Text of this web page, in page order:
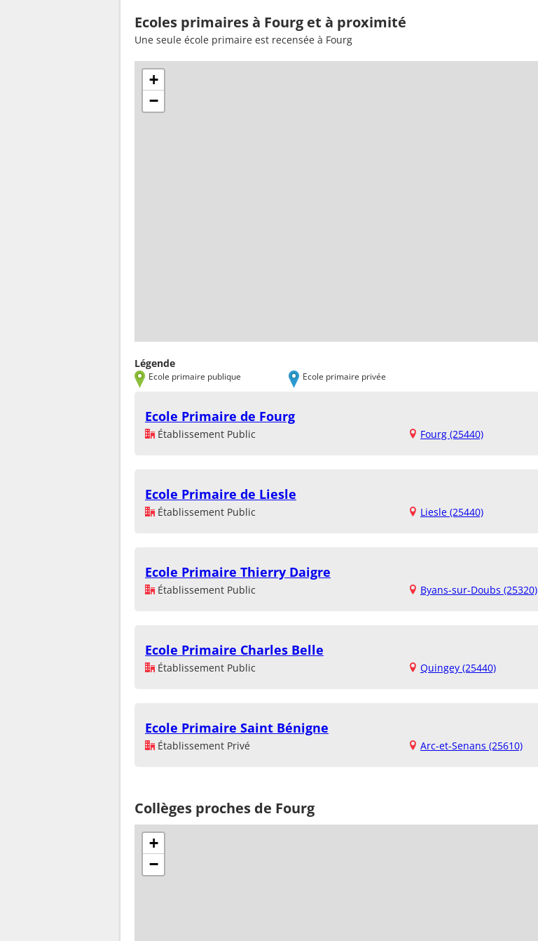
Ecoles primaires à Fourg et à proximité
Une seule école primaire est recensée à Fourg
+
−
Légende
Ecole primaire publique Ecole primaire privée
Ecole Primaire de Fourg
Établissement Public Fourg (25440)
Ecole Primaire de Liesle
Établissement Public Liesle (25440)
Ecole Primaire Thierry Daigre
Établissement Public Byans-sur-Doubs (25320)
Ecole Primaire Charles Belle
Établissement Public Quingey (25440)
Ecole Primaire Saint Bénigne
Établissement Privé Arc-et-Senans (25610)
Collèges proches de Fourg
+
−